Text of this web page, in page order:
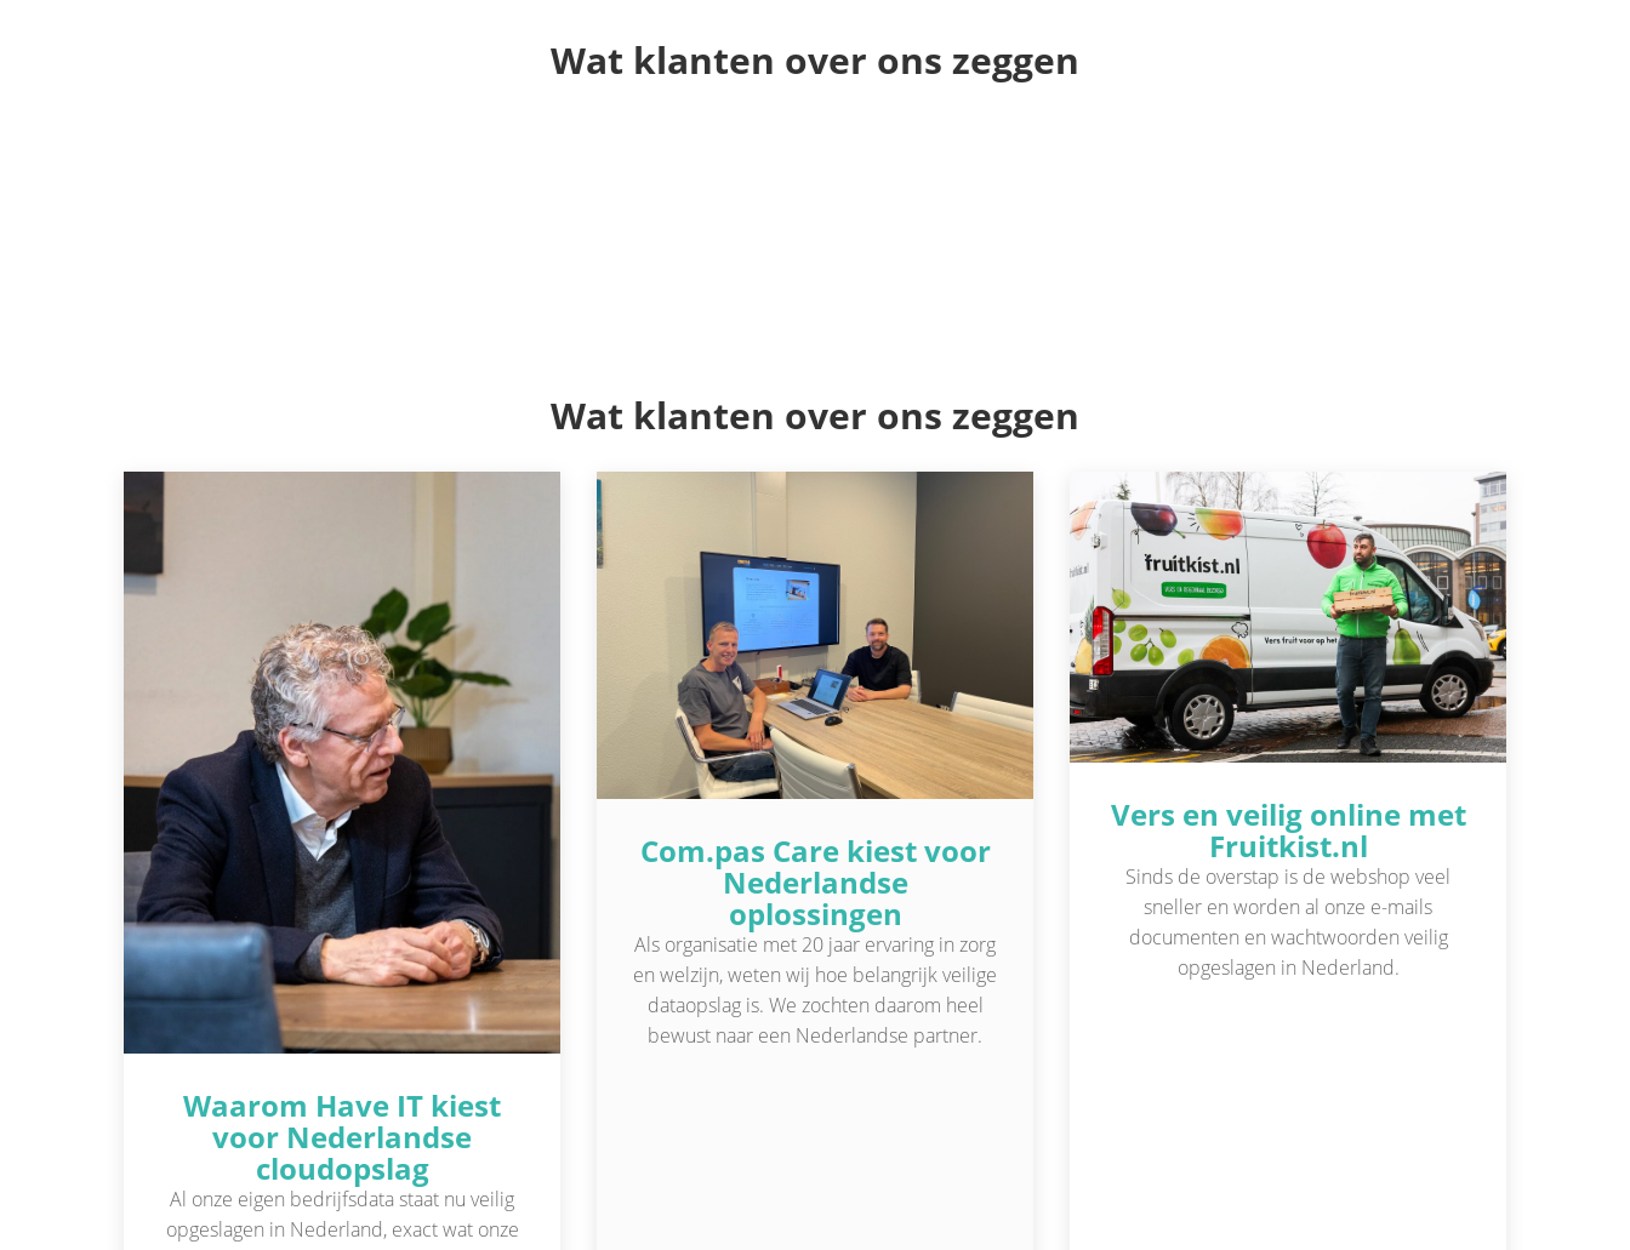
Wat klanten over ons zeggen
Wat klanten over ons zeggen
Waarom Have IT kiest
voor Nederlandse
cloudopslag
Al onze eigen bedrijfsdata staat nu veilig
opgeslagen in Nederland, exact wat onze
Com.pas Care kiest voor
Nederlandse
oplossingen
Als organisatie met 20 jaar ervaring in zorg
en welzijn, weten wij hoe belangrijk veilige
dataopslag is. We zochten daarom heel
bewust naar een Nederlandse partner.
Vers en veilig online met
Fruitkist.nl
Sinds de overstap is de webshop veel
sneller en worden al onze e-mails
documenten en wachtwoorden veilig
opgeslagen in Nederland.